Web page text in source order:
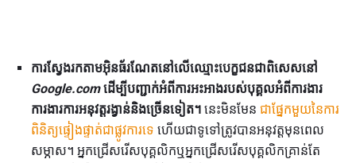
ការស្វែងរកតាមអ៊ិនធ័រណែតនៅលើឈ្មោះបេក្ខជនជាពិសេសនៅ
Google.comដើម្បីបញ្ជាក់អំពីការអះអាងរបស់បុគ្គលអំពីការងារ
ការងារការអនុវត្តរង្វាន់និងច្រើនទៀត។ នេះមិនមែន ជាផ្នែកមួយនៃការ
ពិនិត្យផ្ទៀងផ្ទាត់ជាផ្លូវការទេ ហើយជាទូទៅត្រូវបានអនុវត្តមុនពេល
សម្ភាស។ អ្នកជ្រើសរើសបុគ្គលិកឬអ្នកជ្រើសរើសបុគ្គលិកគ្រាន់តែ